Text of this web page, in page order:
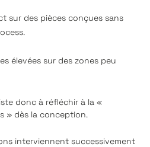
sur des pièces conçues sans
élevées sur des zones peu
donc à réfléchir à la «
» dès la conception.
interviennent successivement